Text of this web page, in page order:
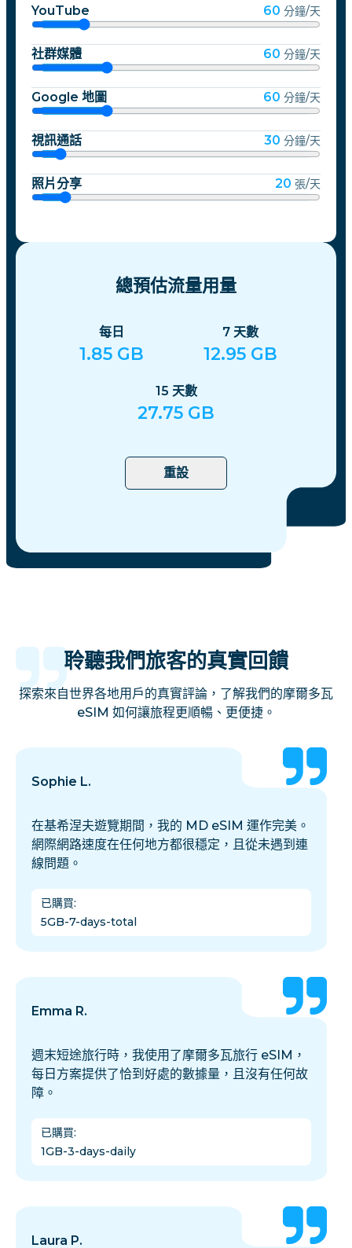
YouTube 60 分鐘/天
社群媒體 60 分鐘/天
Google 地圖 60 分鐘/天
視訊通話 30 分鐘/天
照片分享 20 張/天
總預估流量用量
每日
1.85 GB
7 天數
12.95 GB
15 天數
27.75 GB
重設
聆聽我們旅客的真實回饋
探索來自世界各地用戶的真實評論，了解我們的摩爾多瓦
eSIM 如何讓旅程更順暢、更便捷。
Sophie L.
在基希涅夫遊覽期間，我的 MD eSIM 運作完美。
網際網路速度在任何地方都很穩定，且從未遇到連
線問題。
已購買:
5GB-7-days-total
Emma R.
週末短途旅行時，我使用了摩爾多瓦旅行 eSIM，
每日方案提供了恰到好處的數據量，且沒有任何故
障。
已購買:
1GB-3-days-daily
Laura P.